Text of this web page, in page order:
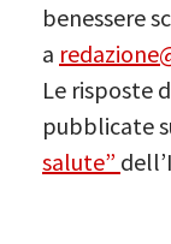
benessere
a
Le risposte
pubblicate
salute”